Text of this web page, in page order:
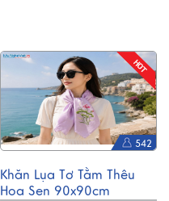
542
Khăn Lụa Tơ Tằm Thêu
Hoa Sen 90x90cm